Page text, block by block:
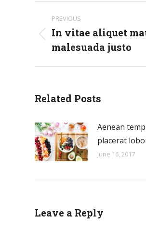
navigation
PREVIOUS
Previous
post:
In vitae aliquet
malesuada justo
Related Posts
Aenean
placerat
June 16, 2017
Leave a Reply